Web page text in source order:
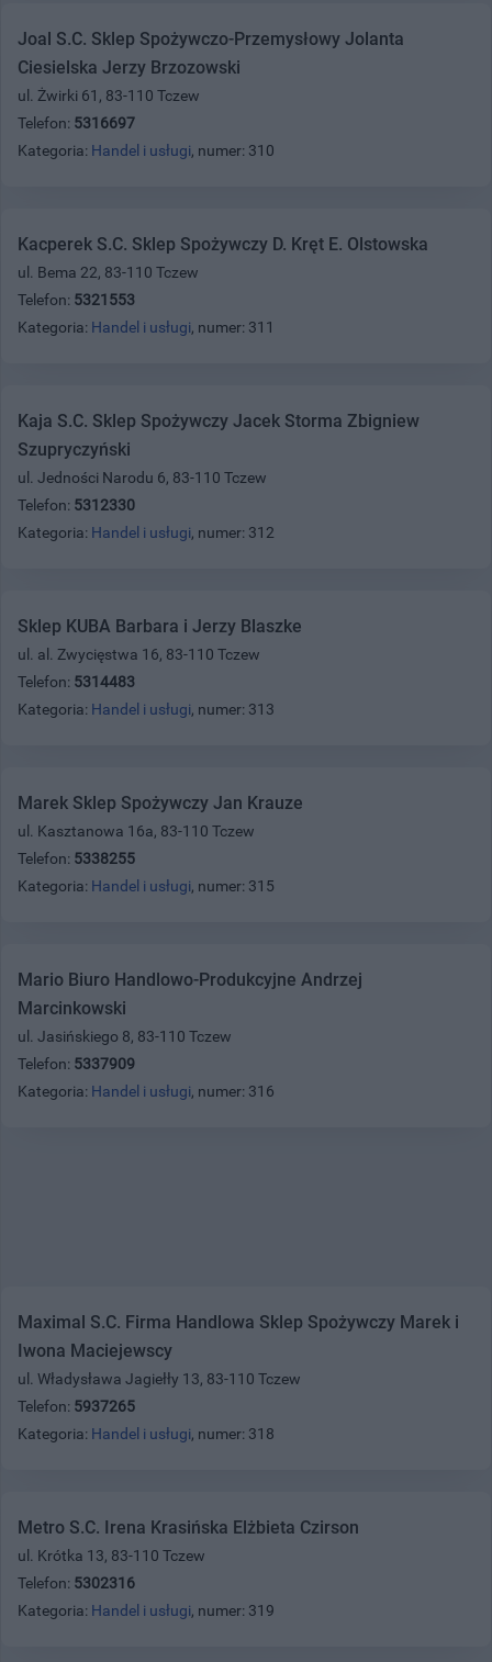
Joal S.C. Sklep Spożywczo-Przemysłowy Jolanta
Ciesielska Jerzy Brzozowski
ul. Żwirki 61, 83-110 Tczew
Telefon: 5316697
Kategoria: Handel i usługi, numer: 310
Kacperek S.C. Sklep Spożywczy D. Kręt E. Olstowska
ul. Bema 22, 83-110 Tczew
Telefon: 5321553
Kategoria: Handel i usługi, numer: 311
Kaja S.C. Sklep Spożywczy Jacek Storma Zbigniew
Szupryczyński
ul. Jedności Narodu 6, 83-110 Tczew
Telefon: 5312330
Kategoria: Handel i usługi, numer: 312
Sklep KUBA Barbara i Jerzy Blaszke
ul. al. Zwycięstwa 16, 83-110 Tczew
Telefon: 5314483
Kategoria: Handel i usługi, numer: 313
Marek Sklep Spożywczy Jan Krauze
ul. Kasztanowa 16a, 83-110 Tczew
Telefon: 5338255
Kategoria: Handel i usługi, numer: 315
Mario Biuro Handlowo-Produkcyjne Andrzej
Marcinkowski
ul. Jasińskiego 8, 83-110 Tczew
Telefon: 5337909
Kategoria: Handel i usługi, numer: 316
Maximal S.C. Firma Handlowa Sklep Spożywczy Marek i
Iwona Maciejewscy
ul. Władysława Jagiełły 13, 83-110 Tczew
Telefon: 5937265
Kategoria: Handel i usługi, numer: 318
Metro S.C. Irena Krasińska Elżbieta Czirson
ul. Krótka 13, 83-110 Tczew
Telefon: 5302316
Kategoria: Handel i usługi, numer: 319